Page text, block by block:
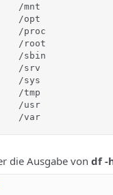
/mnt
/opt
/proc
/root
/sbin
/srv
/sys
/tmp
/usr
/var
die Ausgabe von df -